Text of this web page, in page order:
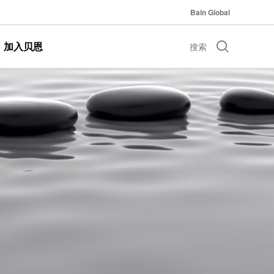
Bain Global
加入贝恩 搜索